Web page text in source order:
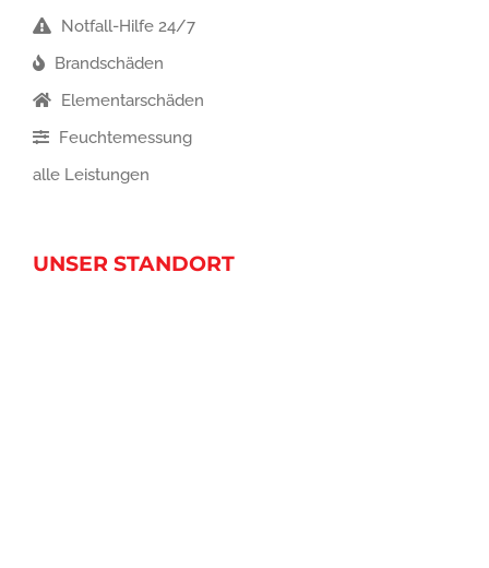
Notfall-Hilfe 24/7
Brandschäden
Elementarschäden
Feuchtemessung
alle Leistungen
UNSER STANDORT